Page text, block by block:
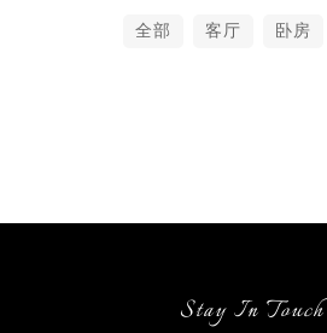
全部 客厅 卧房
Stay In Touch